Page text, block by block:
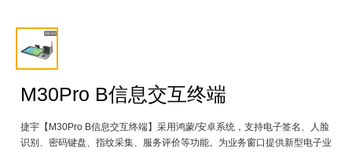
M30Pro B信息交互终端
捷宇【M30Pro B信息交互终端】采用鸿蒙/安卓系统，支持电子签名、人脸
识别、密码键盘、指纹采集、服务评价等功能。为业务窗口提供新型电子业